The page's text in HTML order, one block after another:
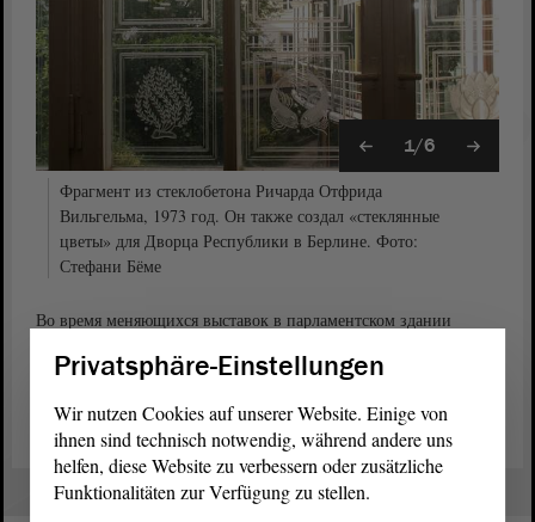
1/6
Фрагмент из стеклобетона Ричарда Отфрида
Вильгельма, 1973 год. Он также создал «стеклянные
цветы» для Дворца Республики в Берлине. Фото:
Стефани Бёме
Во время меняющихся выставок в парламентском здании
художников Саксонии-Анхальт и информирует об
Privatsphäre-Einstellungen
Wir nutzen Cookies auf unserer Website. Einige von
ihnen sind technisch notwendig, während andere uns
helfen, diese Website zu verbessern oder zusätzliche
Funktionalitäten zur Verfügung zu stellen.